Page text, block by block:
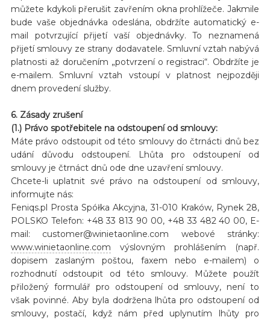
můžete kdykoli přerušit zavřením okna prohlížeče. Jakmile
bude vaše objednávka odeslána, obdržíte automatický e-
mail potvrzující přijetí vaší objednávky. To neznamená
přijetí smlouvy ze strany dodavatele. Smluvní vztah nabývá
platnosti až doručením „potvrzení o registraci“. Obdržíte je
e-mailem. Smluvní vztah vstoupí v platnost nejpozději
dnem provedení služby.
6. Zásady zrušení
(1.) Právo spotřebitele na odstoupení od smlouvy:
Máte právo odstoupit od této smlouvy do čtrnácti dnů bez
udání důvodu odstoupení. Lhůta pro odstoupení od
smlouvy je čtrnáct dnů ode dne uzavření smlouvy.
Chcete-li uplatnit své právo na odstoupení od smlouvy,
informujte nás:
Feniqs.pl Prosta Spółka Akcyjna, 31-010 Kraków, Rynek 28,
POLSKO Telefon: +48 33 813 90 00, +48 33 482 40 00, E-
mail: customer@winietaonline.com webové stránky:
www.winietaonline.com výslovným prohlášením (např.
dopisem zaslaným poštou, faxem nebo e-mailem) o
rozhodnutí odstoupit od této smlouvy. Můžete použít
přiložený formulář pro odstoupení od smlouvy, není to
však povinné. Aby byla dodržena lhůta pro odstoupení od
smlouvy, postačí, když nám před uplynutím lhůty pro